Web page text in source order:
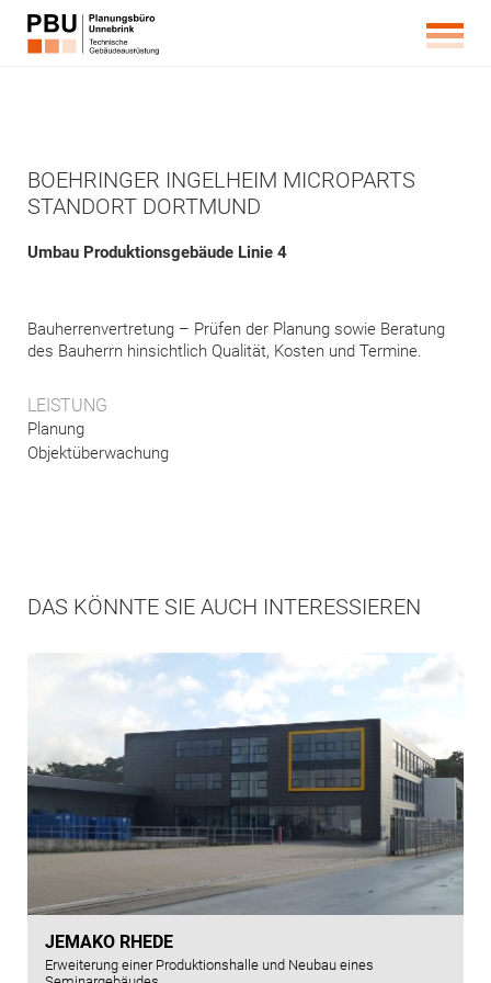
BOEHRINGER INGELHEIM MICROPARTS
STANDORT DORTMUND
Umbau Produktionsgebäude Linie 4
Bauherrenvertretung – Prüfen der Planung sowie Beratung
des Bauherrn hinsichtlich Qualität, Kosten und Termine.
LEISTUNG
Planung
Objektüberwachung
DAS KÖNNTE SIE AUCH INTERESSIEREN
JEMAKO RHEDE
Erweiterung einer Produktionshalle und Neubau eines